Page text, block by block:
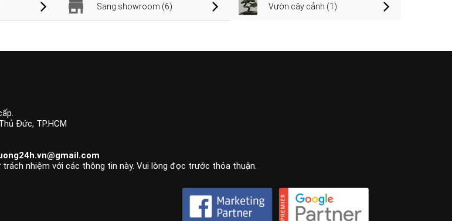
Sang showroom (6) Vườn cây cảnh (1)
Đức, TP.HCM
nhiệm với các thông tin này. Vui lòng đọc trước thỏa thuận.